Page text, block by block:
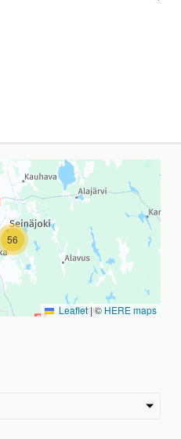
kartta, joka esittää tämän
56
Leaflet |© HERE maps